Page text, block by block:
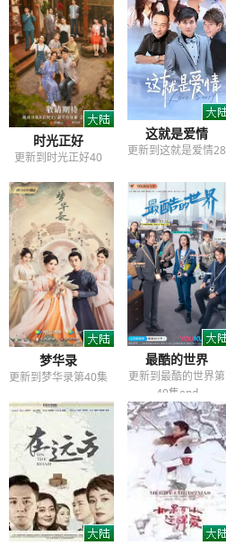
时光正好
更新到时光正好40
这就是爱情
更新到这就是爱情28
梦华录
更新到梦华录第40集
最酷的世界
更新到最酷的世界第
40集end